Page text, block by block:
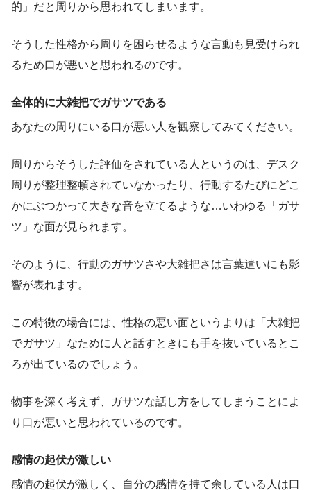
的」だと周りから思われてしまいます。
そうした性格から周りを困らせるような言動も見受けられ
るため口が悪いと思われるのです。
全体的に大雑把でガサツである
あなたの周りにいる口が悪い人を観察してみてください。
周りからそうした評価をされている人というのは、デスク
周りが整理整頓されていなかったり、行動するたびにどこ
かにぶつかって大きな音を立てるような…いわゆる「ガサ
ツ」な面が見られます。
そのように、行動のガサツさや大雑把さは言葉遣いにも影
響が表れます。
この特徴の場合には、性格の悪い面というよりは「大雑把
でガサツ」なために人と話すときにも手を抜いているとこ
ろが出ているのでしょう。
物事を深く考えず、ガサツな話し方をしてしまうことによ
り口が悪いと思われているのです。
感情の起伏が激しい
感情の起伏が激しく、自分の感情を持て余している人は口